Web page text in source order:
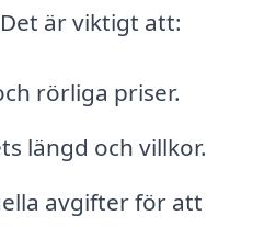
är viktigt att:
rörliga priser.
längd och villkor.
avgifter för att